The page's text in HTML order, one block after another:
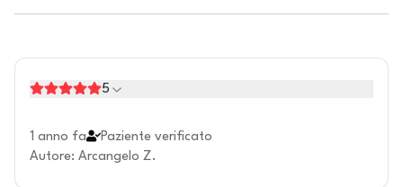
5
1 anno fa
Paziente verificato
Autore: Arcangelo Z.